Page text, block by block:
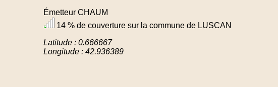
Émetteur CHAUM
14 % de couverture sur la commune de LUSCAN
Latitude : 0.666667
Longitude : 42.936389